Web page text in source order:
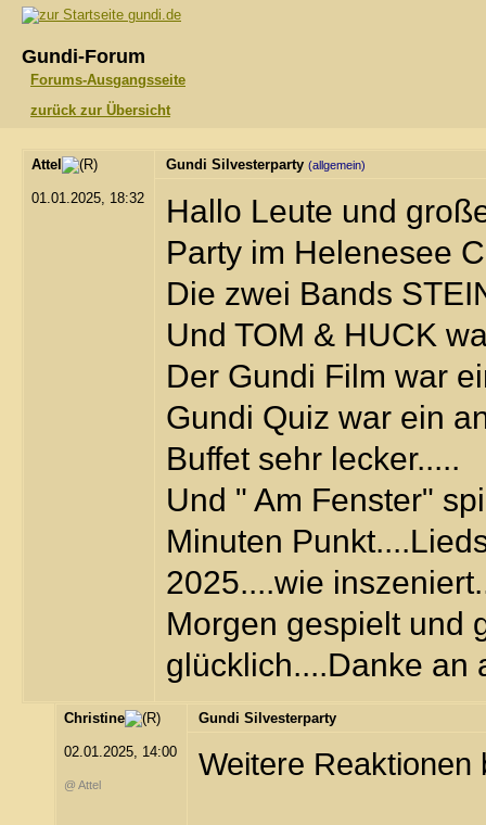
gundi.de
Gundi-Forum
Forums-Ausgangsseite
zurück zur Übersicht
Attel
01.01.2025, 18:32
Gundi Silvesterparty (allgemein)
Hallo Leute und
Party im Helenesee
Die zwei Bands
Und TOM & HUCK
Der Gundi Film war
Gundi Quiz war ein
Buffet sehr lecker.....
Und " Am Fenster"
Minuten
2025....wie
Morgen gespielt und
glücklich....Danke an
Christine
02.01.2025, 14:00
@ Attel
Gundi Silvesterparty
Weitere Reaktionen